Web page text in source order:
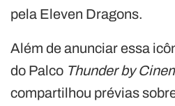
pela Eleven Dragons.
Além de anunciar essa
do Palco Thunder by
compartilhou prévias